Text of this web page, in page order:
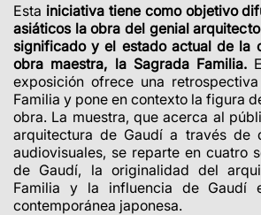
Esta iniciativa tiene como objetivo
asiáticos la obra del genial
significado y el estado actual de la
obra maestra, la Sagrada Familia.
exposición ofrece una
Familia y pone en contexto la figura
obra. La muestra, que acerca al
arquitectura de Gaudí a través de
audiovisuales, se reparte en cuatro
de Gaudí, la originalidad del
Familia y la influencia de Gaudí
contemporánea japonesa.